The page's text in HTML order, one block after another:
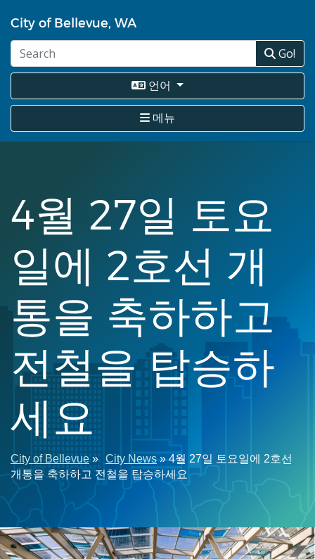
요
츠
건
뛰
City of Bellevue, WA
Go!
언어
메뉴
4월 27일 토요
일에 2호선 개
통을 축하하고
전철을 탑승하
세요
이
동
경
로
City of Bellevue City News
4월 27일 토요일에 2호선
개통을 축하하고 전철을 탑승하세요